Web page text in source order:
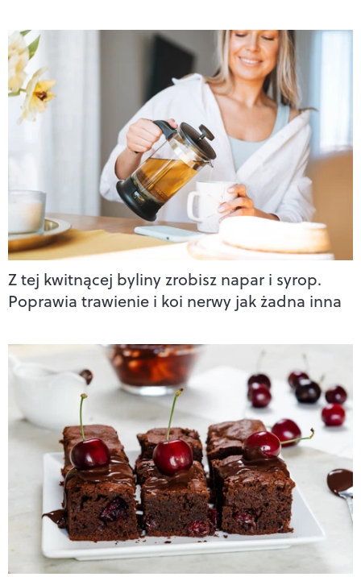
Z tej kwitnącej byliny zrobisz napar i syrop.
Poprawia trawienie i koi nerwy jak żadna inna